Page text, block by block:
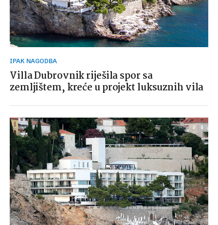
IPAK NAGODBA
Villa Dubrovnik riješila spor sa
zemljištem, kreće u projekt luksuznih vila